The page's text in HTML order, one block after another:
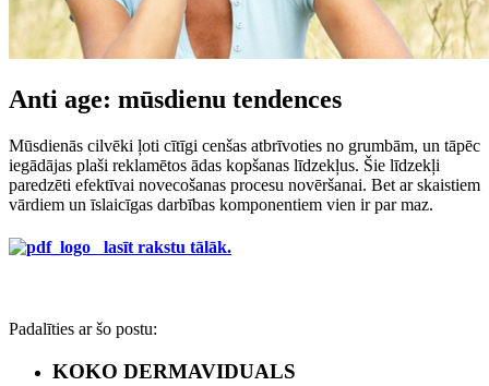
Anti age: mūsdienu tendences
Mūsdienās cilvēki ļoti cītīgi cenšas atbrīvoties no grumbām, un tāpēc
iegādājas plaši reklamētos ādas kopšanas līdzekļus. Šie līdzekļi
paredzēti efektīvai novecošanas procesu novēršanai. Bet ar skaistiem
vārdiem un īslaicīgas darbības komponentiem vien ir par maz.
lasīt rakstu tālāk.
Padalīties ar šo postu:
KOKO DERMAVIDUALS